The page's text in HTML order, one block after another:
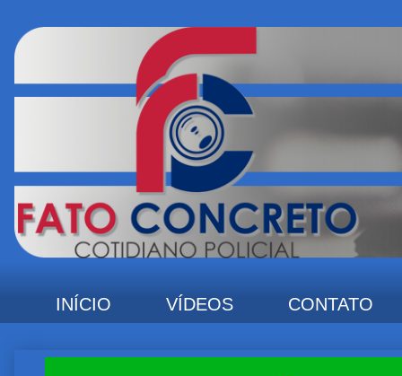
INÍCIO VÍDEOS CONTATO